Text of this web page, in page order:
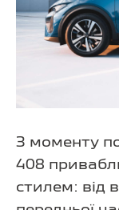
З моменту
408
стилем: від